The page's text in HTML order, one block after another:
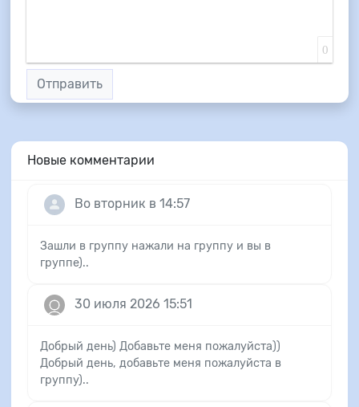
0
Отправить
Новые комментарии
Во вторник в 14:57
Зашли в группу нажали на группу и вы в
группе)..
30 июля 2026 15:51
Добрый день) Добавьте меня пожалуйста))
Добрый день, добавьте меня пожалуйста в
группу)..